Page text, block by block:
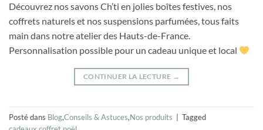
Découvrez nos savons Ch’ti en jolies boîtes festives, nos
coffrets naturels et nos suspensions parfumées, tous faits
main dans notre atelier des Hauts-de-France.
Personnalisation possible pour un cadeau unique et local
CONTINUER LA LECTURE →
Posté dans Blog,Conseils & Astuces,Nos produits
Tagged